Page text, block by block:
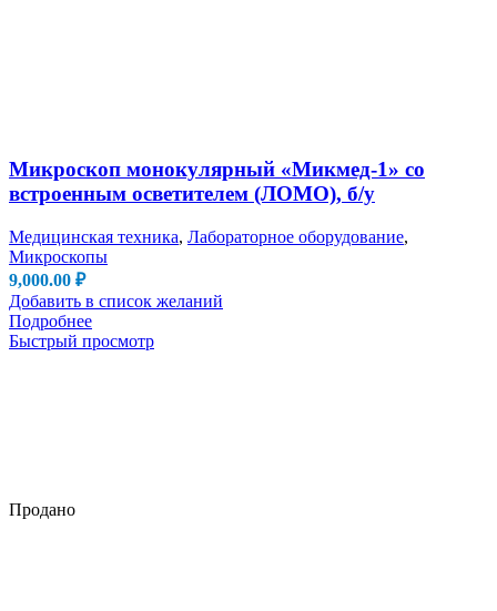
Продано
Микроскоп монокулярный «Микмед-1» со
встроенным осветителем (ЛОМО), б/у
Медицинская техника, Лабораторное оборудование,
Микроскопы
9,000.00 ₽
Добавить в список желаний
Подробнее
Быстрый просмотр